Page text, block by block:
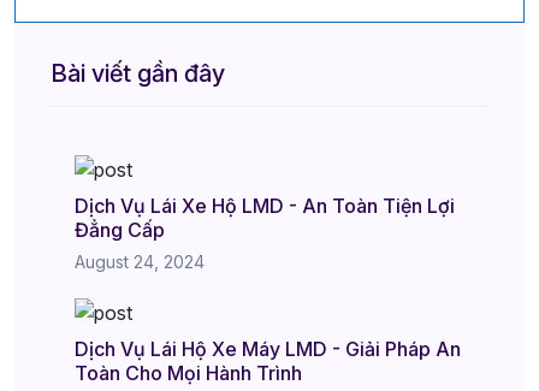
Bài viết gần đây
Dịch Vụ Lái Xe Hộ LMD - An Toàn Tiện Lợi
Đẳng Cấp
August 24, 2024
Dịch Vụ Lái Hộ Xe Máy LMD - Giải Pháp An
Toàn Cho Mọi Hành Trình